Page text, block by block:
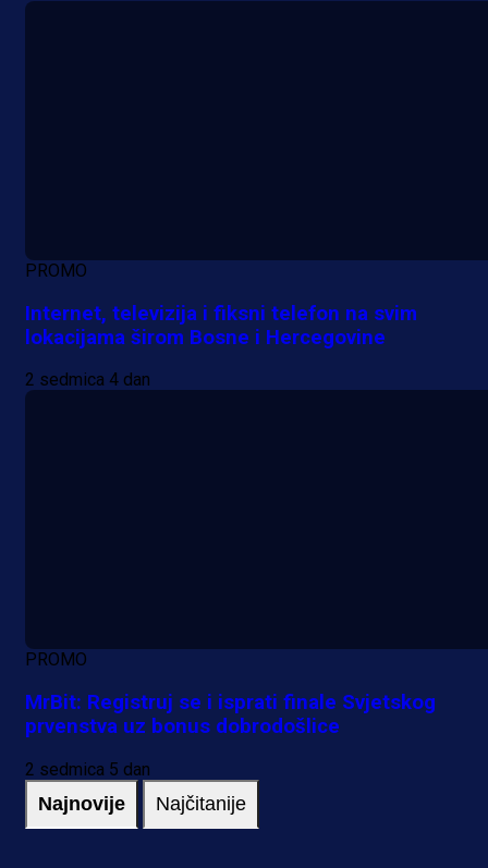
PROMO
Internet, televizija i fiksni telefon na svim
lokacijama širom Bosne i Hercegovine
2 sedmica 4 dan
PROMO
MrBit: Registruj se i isprati finale Svjetskog
prvenstva uz bonus dobrodošlice
2 sedmica 5 dan
Najnovije Najčitanije